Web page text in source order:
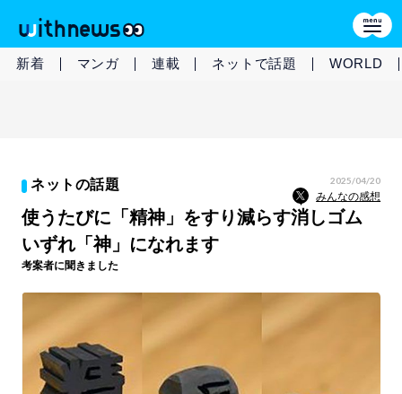
新着 マンガ 連載 ネットで話題 WORLD
ネットの話題 2025/04/20
みんなの感想
使うたびに「精神」をすり減らす消しゴム
いずれ「神」になれます
考案者に聞きました